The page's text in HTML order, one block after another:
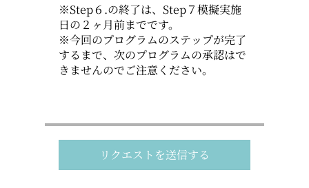
※Step６.の終了は、Step７模擬実施
日の２ヶ月前までです。
※今回のプログラムのステップが完了
するまで、次のプログラムの承認はで
きませんのでご注意ください。
リクエストを送信する